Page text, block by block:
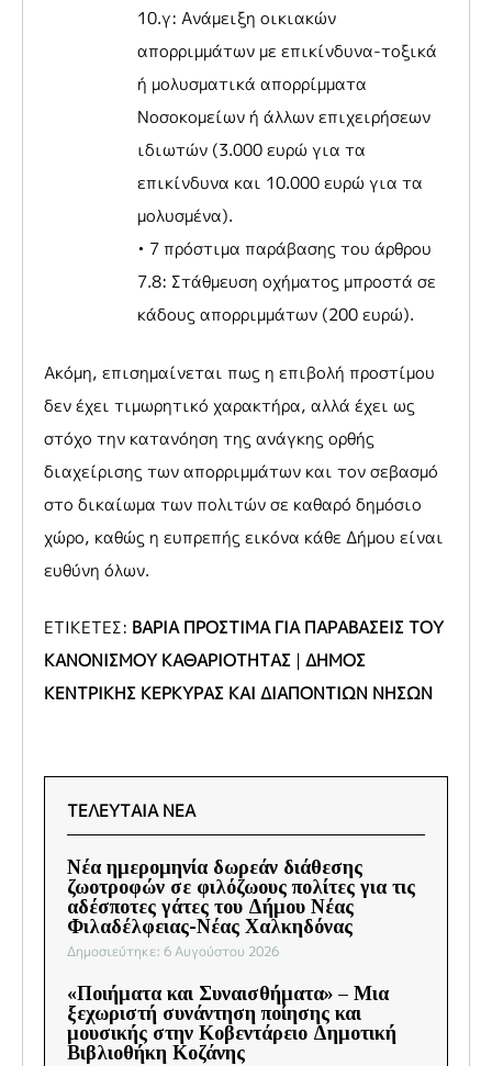
10.γ: Ανάμειξη οικιακών
απορριμμάτων με επικίνδυνα-τοξικά
ή μολυσματικά απορρίμματα
Νοσοκομείων ή άλλων επιχειρήσεων
ιδιωτών (3.000 ευρώ για τα
επικίνδυνα και 10.000 ευρώ για τα
μολυσμένα).
• 7 πρόστιμα παράβασης του άρθρου
7.8: Στάθμευση οχήματος μπροστά σε
κάδους απορριμμάτων (200 ευρώ).
Ακόμη, επισημαίνεται πως η επιβολή προστίμου
δεν έχει τιμωρητικό χαρακτήρα, αλλά έχει ως
στόχο την κατανόηση της ανάγκης ορθής
διαχείρισης των απορριμμάτων και τον σεβασμό
στο δικαίωμα των πολιτών σε καθαρό δημόσιο
χώρο, καθώς η ευπρεπής εικόνα κάθε Δήμου είναι
ευθύνη όλων.
ΕΤΙΚΕΤΕΣ: ΒΑΡΙΑ ΠΡΟΣΤΙΜΑ ΓΙΑ ΠΑΡΑΒΑΣΕΙΣ ΤΟΥ
ΚΑΝΟΝΙΣΜΟΥ ΚΑΘΑΡΙΟΤΗΤΑΣ | ΔΗΜΟΣ
ΚΕΝΤΡΙΚΗΣ ΚΕΡΚΥΡΑΣ ΚΑΙ ΔΙΑΠΟΝΤΙΩΝ ΝΗΣΩΝ
ΤΕΛΕΥΤΑΙΑ ΝΕΑ
Νέα ημερομηνία δωρεάν διάθεσης
ζωοτροφών σε φιλόζωους πολίτες για τις
αδέσποτες γάτες του Δήμου Νέας
Φιλαδέλφειας-Νέας Χαλκηδόνας
Δημοσιεύτηκε: 6 Αυγούστου 2026
«Ποιήματα και Συναισθήματα» – Μια
ξεχωριστή συνάντηση ποίησης και
μουσικής στην Κοβεντάρειο Δημοτική
Βιβλιοθήκη Κοζάνης